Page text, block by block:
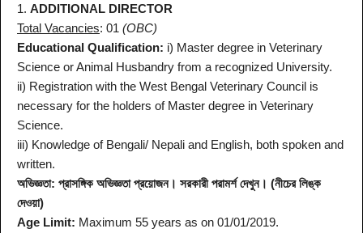
1. ADDITIONAL DIRECTOR
Total Vacancies: 01 (OBC)
Educational Qualification: i) Master degree in Veterinary
Science or Animal Husbandry from a recognized University.
ii) Registration with the West Bengal Veterinary Council is
necessary for the holders of Master degree in Veterinary
Science.
iii) Knowledge of Bengali/ Nepali and English, both spoken and
written.
অভিজ্ঞতা: প্রাসঙ্গিক অভিজ্ঞতা প্রয়োজন। সরকারী পরামর্শ দেখুন। (নীচের লিঙ্ক
দেওয়া)
Age Limit: Maximum 55 years as on 01/01/2019.